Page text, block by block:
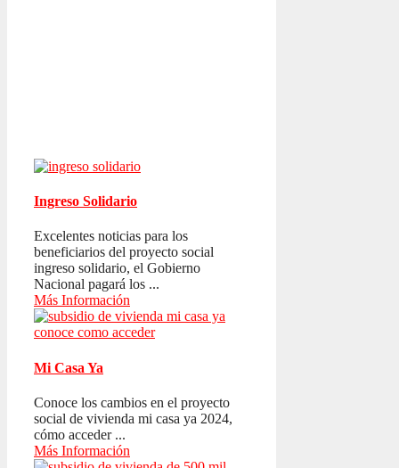
Ingreso Solidario
Excelentes noticias para los
beneficiarios del proyecto social
ingreso solidario, el Gobierno
Nacional pagará los ...
Más Información
Mi Casa Ya
Conoce los cambios en el proyecto
social de vivienda mi casa ya 2024,
cómo acceder ...
Más Información